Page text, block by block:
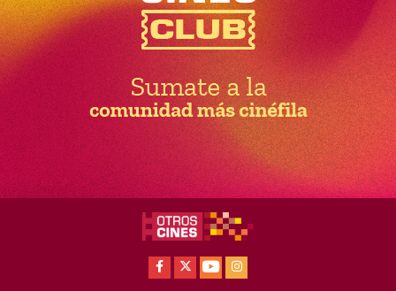
Facebook
X YoutubeInstagram